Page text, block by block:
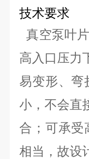
技术要求
真空泵叶
高入口压力
易变形、弯
小，不会直
合；可承受
相当，故设